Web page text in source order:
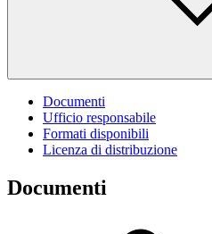
Documenti
Ufficio responsabile
Formati disponibili
Licenza di distribuzione
Documenti